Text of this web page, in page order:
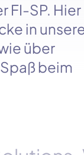
FI-SP. Hier
in
über
beim